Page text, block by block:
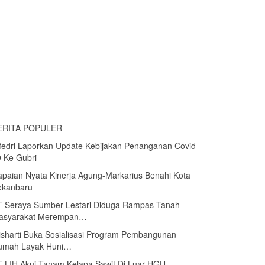
POPULER
Laporkan Update Kebijakan Penanganan Covid
Ke Gubri
Nyata Kinerja Agung-Markarius Benahi Kota
Seraya Sumber Lestari Diduga Rampas Tanah
Merempan…
Buka Sosialisasi Program Pembangunan
Layak Huni…